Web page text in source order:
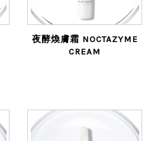
夜酵煥膚霜 NOCTAZYME
CREAM